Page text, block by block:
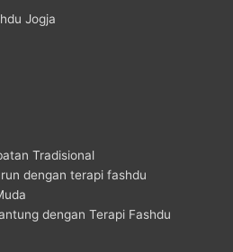
Jogja
Tradisional
dengan terapi fashdu
dengan Terapi Fashdu